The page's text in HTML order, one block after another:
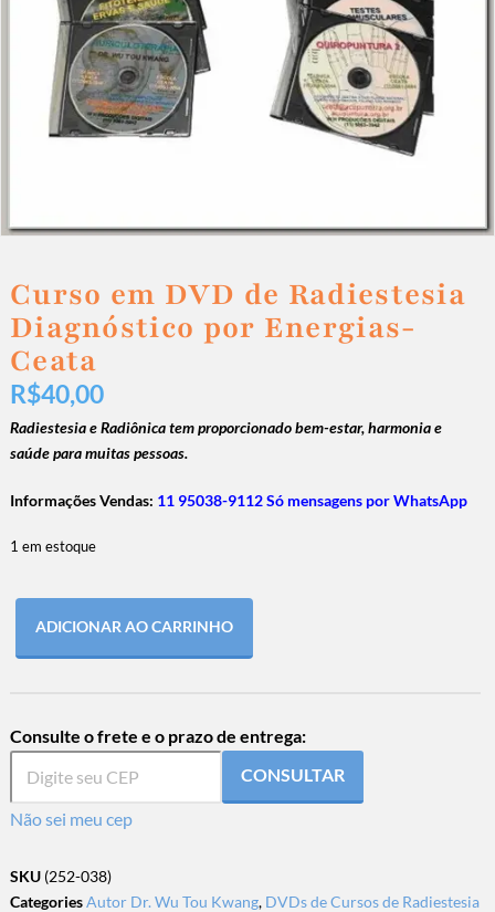
Curso em DVD de Radiestesia
Diagnóstico por Energias-
Ceata
R$40,00
Radiestesia e Radiônica tem proporcionado bem-estar, harmonia e
saúde para muitas pessoas.
Informações Vendas: 11 95038-9112 Só mensagens por WhatsApp
1 em estoque
ADICIONAR AO CARRINHO
Consulte o frete e o prazo de entrega:
CONSULTAR
Não sei meu cep
SKU (252-038)
CategoriesAutor Dr. Wu Tou Kwang, DVDs de Cursos de Radiestesia